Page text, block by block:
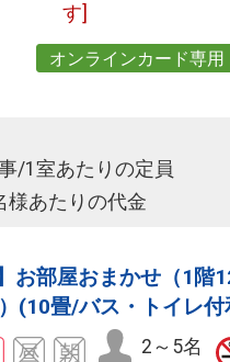
す]
オンラインカード専用
/1室あたりの定員
様あたりの代金
】お部屋おまかせ（1階
(10畳/バス・トイレ付
2～5名